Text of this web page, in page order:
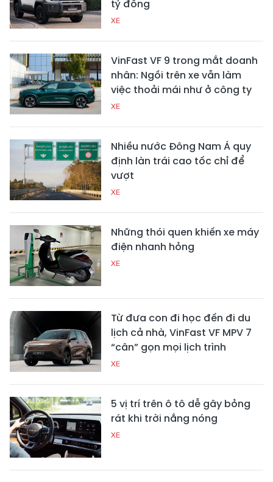
tỷ đồng
XE
VinFast VF 9 trong mắt doanh
nhân: Ngồi trên xe vẫn làm
việc thoải mái như ở công ty
XE
Nhiều nước Đông Nam Á quy
định làn trái cao tốc chỉ để
vượt
XE
Những thói quen khiến xe máy
điện nhanh hỏng
XE
Từ đưa con đi học đến đi du
lịch cả nhà, VinFast VF MPV 7
“cân” gọn mọi lịch trình
XE
5 vị trí trên ô tô dễ gây bỏng
rát khi trời nắng nóng
XE